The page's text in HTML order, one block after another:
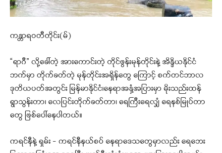
ကန္တာရဝတီတိုင်း(မ်)
“ရာဂီ” လို့ခေါ်တဲ့ အားကောင်းတဲ့ တိုင်ဖွန်းမုန်တိုင်းနဲ့ အိန္ဒိယနိုင်ငံ
ဘက်မှာ တိုက်ခတ်တဲ့ မုန်တိုင်းအရှိန်တွေ ကြောင့် စက်တင်ဘာလ
ဒုတိယပတ်အတွင်း မြန်မာနိုင်ငံ၊နေရာအနှံ့အပြားမှာ မိုးသည်းထန်
ရွာသွန်းတာ၊ လေပြင်းတိုက်ခတ်တာ၊ ရေကြီးရေလျှံ ရေနစ်မြုပ်တာ
တွေ ဖြစ်ပေါ်နေပါတယ်။
ကရင်နီနဲ့ ရှမ်း – ကရင်နီနယ်စပ် နေရာဒေသတွေမှာလည်း ရေဘေး